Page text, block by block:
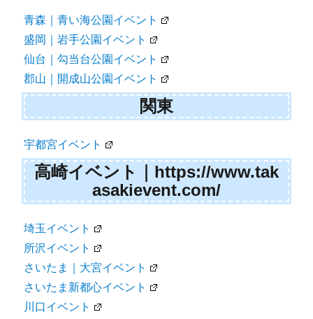
青森｜青い海公園イベント
盛岡｜岩手公園イベント
仙台｜勾当台公園イベント
郡山｜開成山公園イベント
関東
宇都宮イベント
高崎イベント｜https://www.tak
asakievent.com/
埼玉イベント
所沢イベント
さいたま｜大宮イベント
さいたま新都心イベント
川口イベント